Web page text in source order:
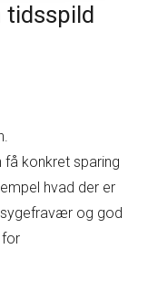
tidsspild
få konkret sparing
hvad der er
og god
for